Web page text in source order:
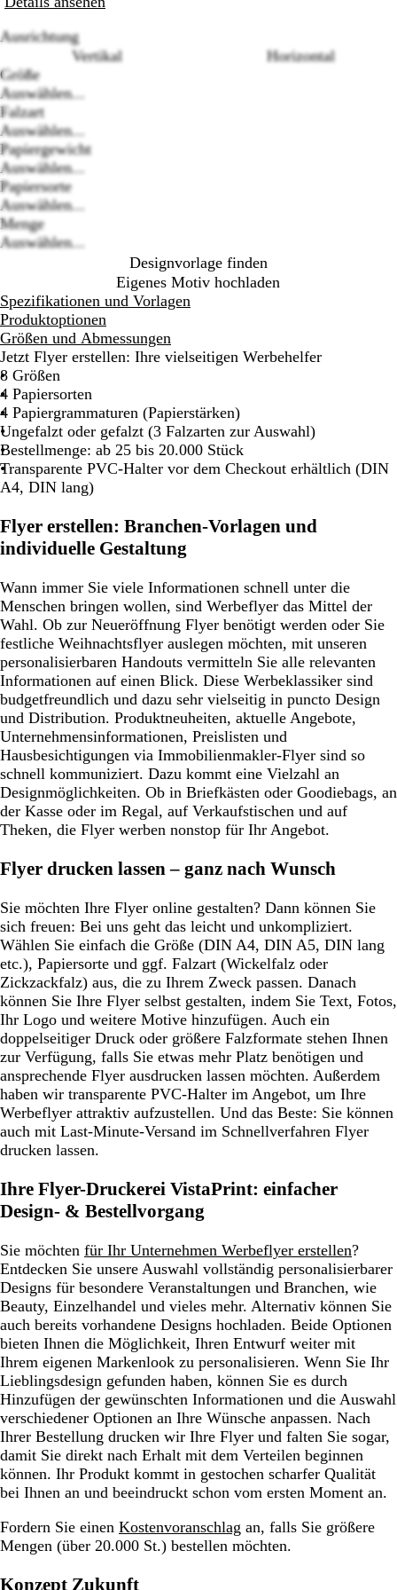
Ausrichtung
Vertikal
Horizontal
Größe
Auswählen...
Falzart
Auswählen...
Papiergewicht
Auswählen...
Papiersorte
Auswählen...
Menge
Auswählen...
Designvorlage finden
Eigenes Motiv hochladen
Spezifikationen und Vorlagen
Produktoptionen
Größen und Abmessungen
Jetzt Flyer erstellen: Ihre vielseitigen Werbehelfer
8 Größen
4 Papiersorten
4 Papiergrammaturen (Papierstärken)
Ungefalzt oder gefalzt (3 Falzarten zur Auswahl)
Bestellmenge: ab 25 bis 20.000 Stück
Transparente PVC-Halter vor dem Checkout erhältlich (DIN
A4, DIN lang)
Flyer erstellen: Branchen-Vorlagen und
individuelle Gestaltung
Wann immer Sie viele Informationen schnell unter die
Menschen bringen wollen, sind Werbeflyer das Mittel der
Wahl. Ob zur Neueröffnung Flyer benötigt werden oder Sie
festliche Weihnachtsflyer auslegen möchten, mit unseren
personalisierbaren Handouts vermitteln Sie alle relevanten
Informationen auf einen Blick. Diese Werbeklassiker sind
budgetfreundlich und dazu sehr vielseitig in puncto Design
und Distribution. Produktneuheiten, aktuelle Angebote,
Unternehmensinformationen, Preislisten und
Hausbesichtigungen via Immobilienmakler-Flyer sind so
schnell kommuniziert. Dazu kommt eine Vielzahl an
Designmöglichkeiten. Ob in Briefkästen oder Goodiebags, an
der Kasse oder im Regal, auf Verkaufstischen und auf
Theken, die Flyer werben nonstop für Ihr Angebot.
Flyer drucken lassen – ganz nach Wunsch
Sie möchten Ihre Flyer online gestalten? Dann können Sie
sich freuen: Bei uns geht das leicht und unkompliziert.
Wählen Sie einfach die Größe (DIN A4, DIN A5, DIN lang
etc.), Papiersorte und ggf. Falzart (Wickelfalz oder
Zickzackfalz) aus, die zu Ihrem Zweck passen. Danach
können Sie Ihre Flyer selbst gestalten, indem Sie Text, Fotos,
Ihr Logo und weitere Motive hinzufügen. Auch ein
doppelseitiger Druck oder größere Falzformate stehen Ihnen
zur Verfügung, falls Sie etwas mehr Platz benötigen und
ansprechende Flyer ausdrucken lassen möchten. Außerdem
haben wir transparente PVC-Halter im Angebot, um Ihre
Werbeflyer attraktiv aufzustellen. Und das Beste: Sie können
auch mit Last-Minute-Versand im Schnellverfahren Flyer
drucken lassen.
Ihre Flyer-Druckerei VistaPrint: einfacher
Design- & Bestellvorgang
Sie möchten für Ihr Unternehmen Werbeflyer erstellen?
Entdecken Sie unsere Auswahl vollständig personalisierbarer
Designs für besondere Veranstaltungen und Branchen, wie
Beauty, Einzelhandel und vieles mehr. Alternativ können Sie
auch bereits vorhandene Designs hochladen. Beide Optionen
bieten Ihnen die Möglichkeit, Ihren Entwurf weiter mit
Ihrem eigenen Markenlook zu personalisieren. Wenn Sie Ihr
Lieblingsdesign gefunden haben, können Sie es durch
Hinzufügen der gewünschten Informationen und die Auswahl
verschiedener Optionen an Ihre Wünsche anpassen. Nach
Ihrer Bestellung drucken wir Ihre Flyer und falten Sie sogar,
damit Sie direkt nach Erhalt mit dem Verteilen beginnen
können. Ihr Produkt kommt in gestochen scharfer Qualität
bei Ihnen an und beeindruckt schon vom ersten Moment an.
Fordern Sie einen Kostenvoranschlag an, falls Sie größere
Mengen (über 20.000 St.) bestellen möchten.
Konzept Zukunft